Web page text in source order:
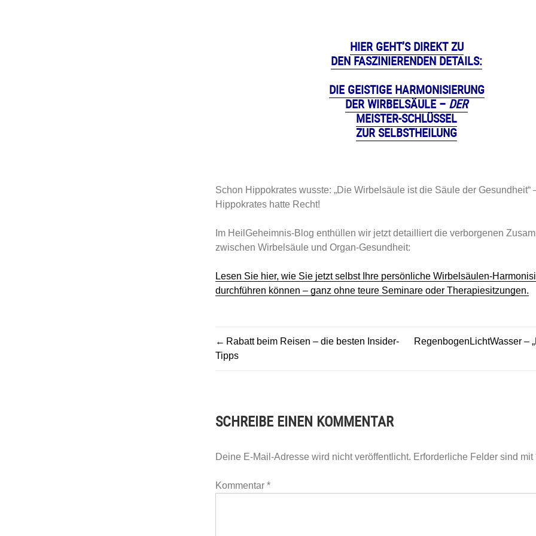
HIER GEHT’S DIREKT ZU
DEN FASZINIERENDEN DETAILS:
DIE GEISTIGE HARMONISIERUNG
DER WIRBELSÄULE – DER
MEISTER-SCHLÜSSEL
ZUR SELBSTHEILUNG
Schon Hippokrates wusste: „Die Wirbelsäule ist die Säule der Gesundheit“
Hippokrates hatte Recht!
Im HeilGeheimnis-Blog enthüllen wir jetzt detailliert die verborgenen
zwischen Wirbelsäule und Organ-Gesundheit:
Lesen Sie hier, wie Sie jetzt selbst Ihre persönliche Wirbelsäulen-
durchführen können – ganz ohne teure Seminare oder Therapiesitzungen.
BEITRAGSNAVIGATION
Rabatt beim Reisen – die besten Insider-
Tipps
RegenbogenLichtWasser –
SCHREIBE EINEN KOMMENTAR
Deine E-Mail-Adresse wird nicht veröffentlicht. Erforderliche Felder sind mit
Kommentar *